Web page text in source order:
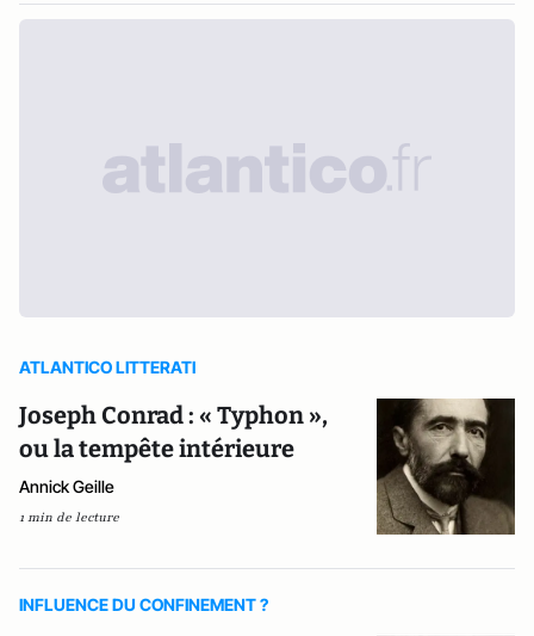
ATLANTICO LITTERATI
Joseph Conrad : « Typhon »,
ou la tempête intérieure
Annick Geille
1 min de lecture
INFLUENCE DU CONFINEMENT ?